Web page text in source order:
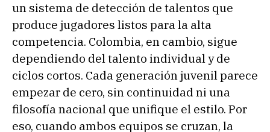
un sistema de detección de talentos que
produce jugadores listos para la alta
competencia. Colombia, en cambio, sigue
dependiendo del talento individual y de
ciclos cortos. Cada generación juvenil parece
empezar de cero, sin continuidad ni una
filosofía nacional que unifique el estilo. Por
eso, cuando ambos equipos se cruzan, la